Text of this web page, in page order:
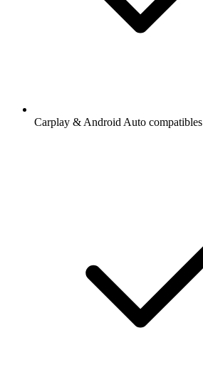
Carplay & Android Auto compatibles